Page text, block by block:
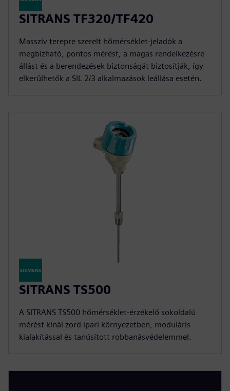
SITRANS TF320/TF420
Masszív terepre szerelt hőmérséklet-jeladók a
megbízható, pontos mérést, a magas rendelkezésre
állást és a berendezések biztonságát biztosítják, így
elkerülhetők a SIL 2/3 alkalmazások leállása esetén.
SITRANS TS500
A SITRANS TS500 hőmérséklet-érzékelő sokoldalú
mérést kínál zord ipari környezetben, moduláris
kialakítással és tanúsított robbanásvédelemmel.